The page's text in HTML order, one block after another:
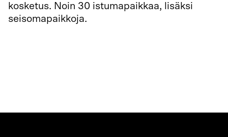
kosketus. Noin 30 istumapaikkaa, lisäksi
seisomapaikkoja.